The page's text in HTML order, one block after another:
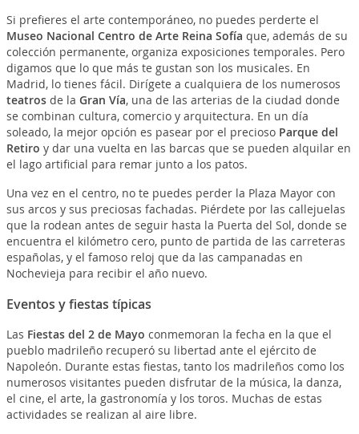
Si prefieres el arte contemporáneo, no puedes perderte el
Museo Nacional Centro de Arte Reina Sofía que, además de su
colección permanente, organiza exposiciones temporales. Pero
digamos que lo que más te gustan son los musicales. En
Madrid, lo tienes fácil. Dirígete a cualquiera de los numerosos
teatrosde la Gran Vía, una de las arterias de la ciudad donde
se combinan cultura, comercio y arquitectura. En un día
soleado, la mejor opción es pasear por el precioso Parque del
Retiro y dar una vuelta en las barcas que se pueden alquilar en
el lago artificial para remar junto a los patos.
Una vez en el centro, no te puedes perder la Plaza Mayor con
sus arcos y sus preciosas fachadas. Piérdete por las callejuelas
que la rodean antes de seguir hasta la Puerta del Sol, donde se
encuentra el kilómetro cero, punto de partida de las carreteras
españolas, y el famoso reloj que da las campanadas en
Nochevieja para recibir el año nuevo.
Eventos y fiestas típicas
Las Fiestas del 2 de Mayo conmemoran la fecha en la que el
pueblo madrileño recuperó su libertad ante el ejército de
Napoleón. Durante estas fiestas, tanto los madrileños como los
numerosos visitantes pueden disfrutar de la música, la danza,
el cine, el arte, la gastronomía y los toros. Muchas de estas
actividades se realizan al aire libre.